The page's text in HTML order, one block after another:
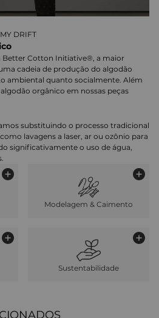
DRIFT
Better Cotton Initiative®, a maior
cadeia de produção do algodão
ambiental quanto socialmente. Além
orgânico em nossas peças
substituindo o processo tradicional
lavagens a laser, ar ou ozônio para
significativamente o uso de água,
Modelagem & Caimento
Sustentabilidade